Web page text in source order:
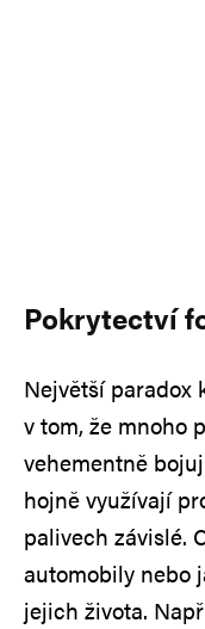
Pokrytectví
Největší paradox
v tom, že mnoho
vehementně
hojně využívají
palivech závislé.
automobily nebo
jejich života.